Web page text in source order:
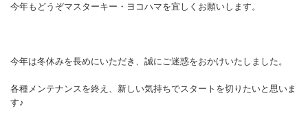
今年もどうぞマスターキー・ヨコハマを宜しくお願いします。
今年は冬休みを長めにいただき、誠にご迷惑をおかけいたしました。
各種メンテナンスを終え、新しい気持ちでスタートを切りたいと思いま
す♪